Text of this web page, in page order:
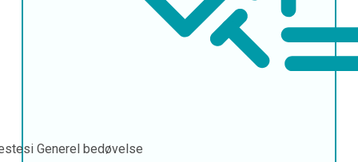
Generel bedøvelse